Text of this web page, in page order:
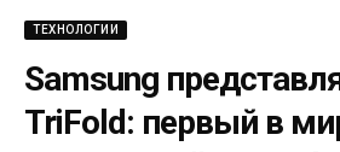
ТЕХНОЛОГИИ
Samsung
TriFold: первый в